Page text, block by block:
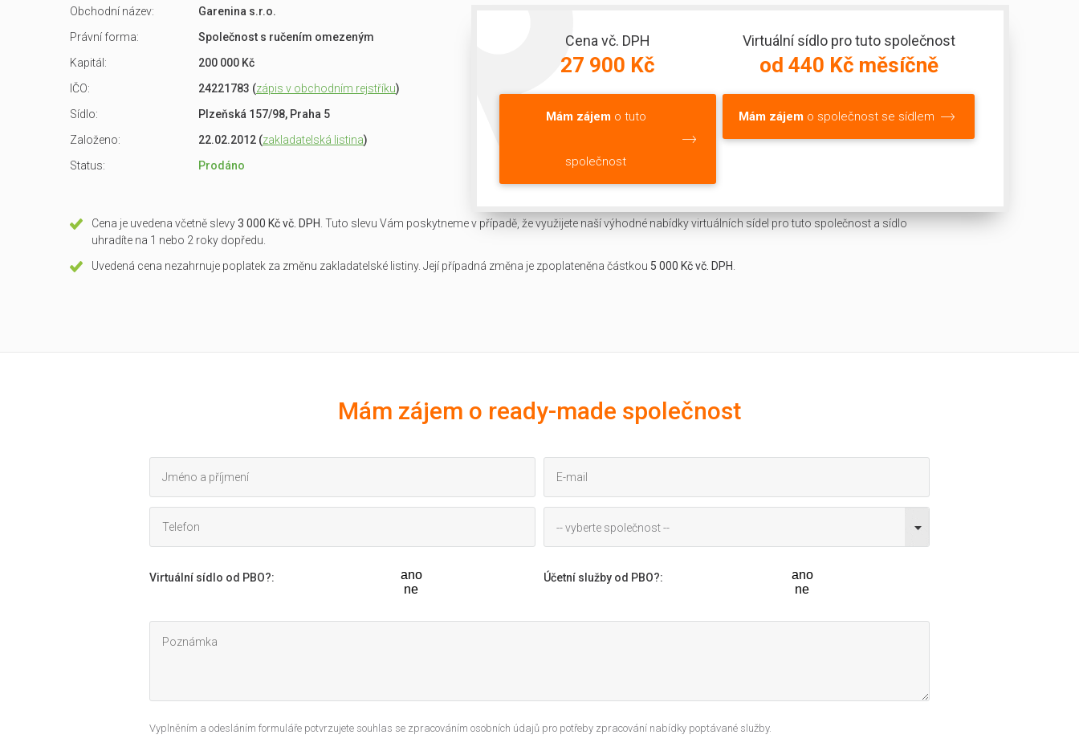
Obchodní název:
Garenina s.r.o.
Právní forma:
Společnost s ručením omezeným
Kapitál:
200 000 Kč
IČO:
24221783 (zápis v obchodním rejstříku)
Sídlo:
Plzeňská 157/98, Praha 5
Založeno:
22.02.2012 (zakladatelská listina)
Status:
Prodáno
Cena vč. DPH
27 900 Kč
Mám zájemo tuto
společnost
Virtuální sídlo pro tuto společnost
od 440 Kč měsíčně
Mám zájem o společnost se sídlem
Cena je uvedena včetně slevy3 000 Kč vč. DPH . Tuto slevu Vám poskytneme v případě, že využijete naší výhodné nabídky virtuálních sídel pro tuto společnost a sídlo
uhradíte na 1 nebo 2 roky dopředu.
Uvedená cena nezahrnuje poplatek za změnu zakladatelské listiny. Její případná změna je zpoplateněna částkou 5 000 Kč vč. DPH
Mám zájem o ready-made společnost
-- vyberte společnost --
Virtuální sídlo od PBO?:
ano
ne
Účetní služby od PBO?:
ano
ne
Vyplněním a odesláním formuláře potvrzujete souhlas se zpracováním osobních údajů pro potřeby zpracování nabídky poptávané služby.